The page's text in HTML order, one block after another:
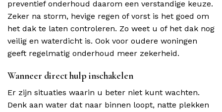
preventief onderhoud daarom een verstandige keuze.
Zeker na storm, hevige regen of vorst is het goed om
het dak te laten controleren. Zo weet u of het dak nog
veilig en waterdicht is. Ook voor oudere woningen
geeft regelmatig onderhoud meer zekerheid.
Wanneer direct hulp inschakelen
Er zijn situaties waarin u beter niet kunt wachten.
Denk aan water dat naar binnen loopt, natte plekken